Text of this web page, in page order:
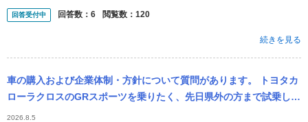
はどう思い...
回答受付中 回答数： 6 閲覧数： 120
続きを見る
車の購入および企業体制・方針について質問があります。 トヨタカ
ローラクロスのGRスポーツを乗りたく、先日県外の方まで試乗しに
行きました(県内に試乗車は無いため)。 見積もり依頼をして概算費
2026.8.5